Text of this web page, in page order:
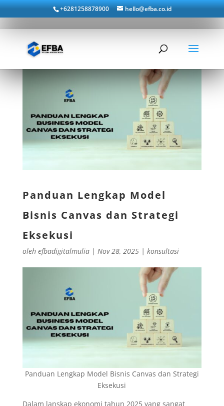
+6281258878900 hello@efba.co.id
Panduan Lengkap Model
Bisnis Canvas dan Strategi
Eksekusi
oleh efbadigitalmulia| Nov 28, 2025| konsultasi
Panduan Lengkap Model Bisnis Canvas dan Strategi
Eksekusi
Dalam lanskap ekonomi tahun 2025 yang sangat